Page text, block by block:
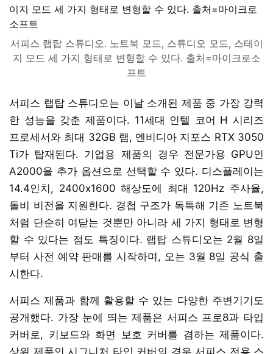
서피스 랩탑 스튜디오. 노트북 모드, 스튜디오 모드, 스테이
지 모드 세 가지 형태로 변형할 수 있다. 출처=마이크로소
프트
서피스 랩탑 스튜디오는 이날 소개된 제품 중 가장 강력
한 성능을 갖춘 제품이다. 11세대 인텔 코어 H 시리즈
프로세서와 최대 32GB 램, 엔비디아 지포스 RTX 3050
Ti가 탑재된다. 기업용 제품의 경우 전문가용 GPU인
A2000을 추가 옵션으로 선택할 수 있다. 디스플레이는
14.4인치, 2400x1600 해상도에 최대 120Hz 주사율,
돌비 비전을 지원한다. 경첩 구조가 독특해 기존 노트북
처럼 단순히 여닫는 것뿐만 아니라 세 가지 형태로 변형
할 수 있다는 점도 특징이다. 랩탑 스튜디오는 2월 8일
부터 사전 예약 판매를 시작하며, 오는 3월 8일 공식 출
시한다.
서피스 제품과 함께 활용할 수 있는 다양한 주변기기도
공개했다. 가장 눈에 띄는 제품은 서피스 프로8과 타입
커버로, 키보드와 화면 보호 커버를 겸하는 제품이다.
상위 제품인 시그니처 타입 커버의 경우 서피스 전용 스